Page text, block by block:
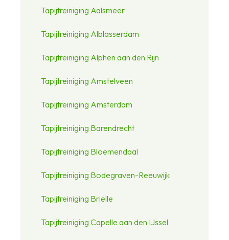
Tapijtreiniging Aalsmeer
Tapijtreiniging Alblasserdam
Tapijtreiniging Alphen aan den Rijn
Tapijtreiniging Amstelveen
Tapijtreiniging Amsterdam
Tapijtreiniging Barendrecht
Tapijtreiniging Bloemendaal
Tapijtreiniging Bodegraven-Reeuwijk
Tapijtreiniging Brielle
Tapijtreiniging Capelle aan den IJssel